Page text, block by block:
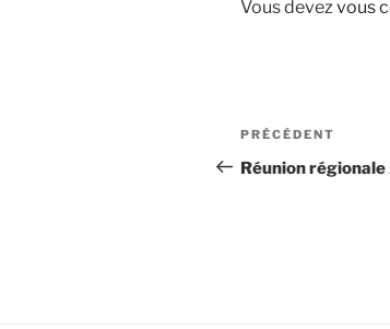
Vous devez vous
Navigation
de
Article
précédent
PRÉCÉDENT
Réunion régionale